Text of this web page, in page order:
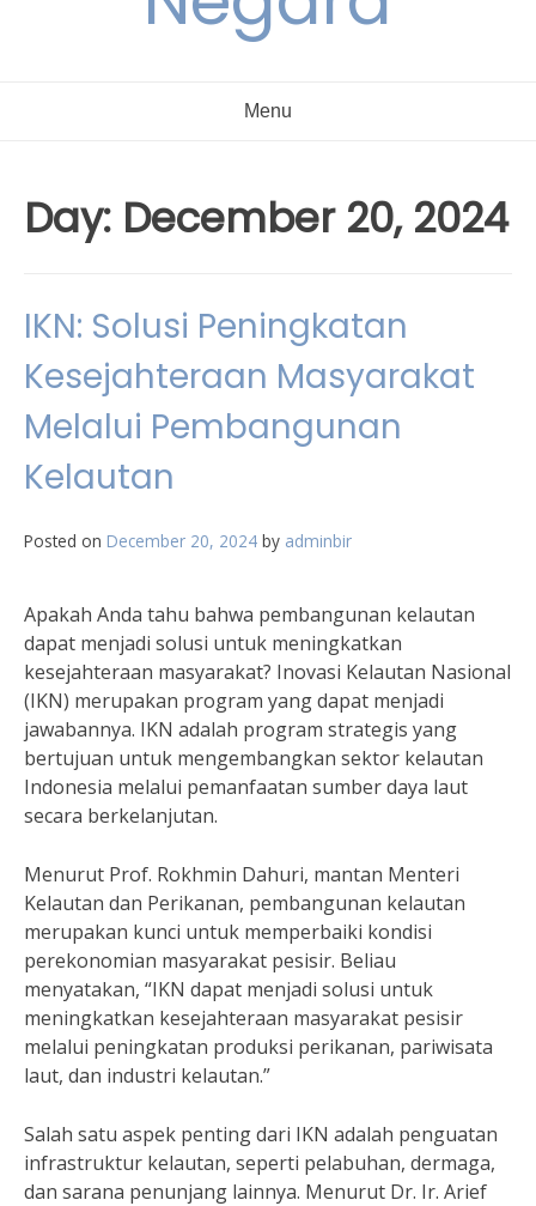
Menu
Day: December 20, 2024
IKN: Solusi Peningkatan
Kesejahteraan Masyarakat
Melalui Pembangunan
Kelautan
Posted on December 20, 2024 by adminbir
Apakah Anda tahu bahwa pembangunan kelautan
dapat menjadi solusi untuk meningkatkan
kesejahteraan masyarakat? Inovasi Kelautan Nasional
(IKN) merupakan program yang dapat menjadi
jawabannya. IKN adalah program strategis yang
bertujuan untuk mengembangkan sektor kelautan
Indonesia melalui pemanfaatan sumber daya laut
secara berkelanjutan.
Menurut Prof. Rokhmin Dahuri, mantan Menteri
Kelautan dan Perikanan, pembangunan kelautan
merupakan kunci untuk memperbaiki kondisi
perekonomian masyarakat pesisir. Beliau
menyatakan, “IKN dapat menjadi solusi untuk
meningkatkan kesejahteraan masyarakat pesisir
melalui peningkatan produksi perikanan, pariwisata
laut, dan industri kelautan.”
Salah satu aspek penting dari IKN adalah penguatan
infrastruktur kelautan, seperti pelabuhan, dermaga,
dan sarana penunjang lainnya. Menurut Dr. Ir. Arief